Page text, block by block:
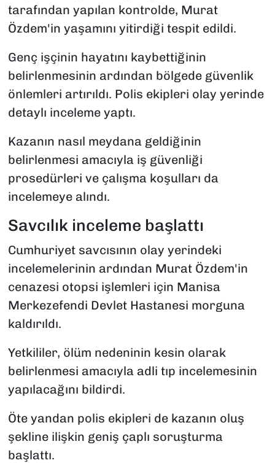
tarafından yapılan kontrolde, Murat
Özdem'in yaşamını yitirdiği tespit edildi.
Genç işçinin hayatını kaybettiğinin
belirlenmesinin ardından bölgede güvenlik
önlemleri artırıldı. Polis ekipleri olay yerinde
detaylı inceleme yaptı.
Kazanın nasıl meydana geldiğinin
belirlenmesi amacıyla iş güvenliği
prosedürleri ve çalışma koşulları da
incelemeye alındı.
Savcılık inceleme başlattı
Cumhuriyet savcısının olay yerindeki
incelemelerinin ardından Murat Özdem'in
cenazesi otopsi işlemleri için Manisa
Merkezefendi Devlet Hastanesi morguna
kaldırıldı.
Yetkililer, ölüm nedeninin kesin olarak
belirlenmesi amacıyla adli tıp incelemesinin
yapılacağını bildirdi.
Öte yandan polis ekipleri de kazanın oluş
şekline ilişkin geniş çaplı soruşturma
başlattı.